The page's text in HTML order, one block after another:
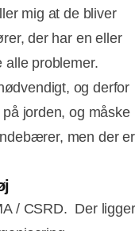
mig at de bliver
der har en eller
alle problemer.
og derfor
jorden, og måske
men der er
/ CSRD. Der ligger